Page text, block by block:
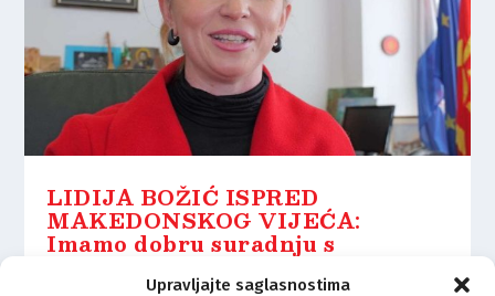
Upravljajte saglasnostima
LIDIJA BOŽIĆ ISPRED
MAKEDONSKOG VIJEĆA:
Imamo dobru suradnju s
Bošnjacima i Arminom Hodžićem